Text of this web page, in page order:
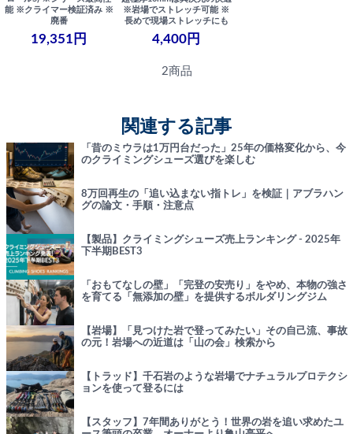
能 ※クライマー検証済み ※
廃番
19,351円
※岩場でストレッチ可能 ※
長めで現場ストレッチにも
4,400円
2商品
関連する記事
「昔のミウラは1万円台だった」25年の価格変化から、今
のクライミングシューズ選びを楽しむ
8万回再生の「追い込まない指トレ」を検証｜アブラハン
グの論文・手順・注意点
【製品】クライミングシューズ売上ランキング - 2025年
下半期BEST3
「おもてなしの壁」「完登の安売り」をやめ、本物の強さ
を育てる「無添加の壁」を提供するボルダリングジム
【岩場】「見つけた岩で登ってみたい」その自己流、事故
の元！岩場への近道は「山の会」検索から
【トラッド】千石岩のような岩場でナチュラルプロテクシ
ョンを使って登るには
【スタッフ】7年間ありがとう！世界の岩を追い求めたユ